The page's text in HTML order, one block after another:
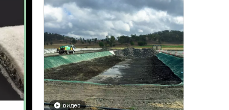
видео